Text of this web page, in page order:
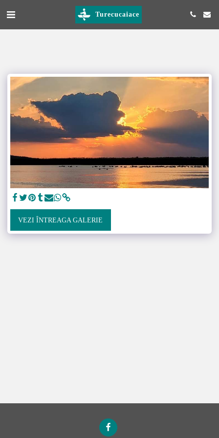
Turecucaiace
VEZI ÎNTREAGA GALERIE